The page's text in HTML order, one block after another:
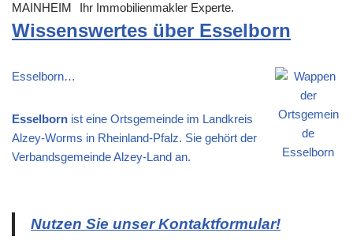
MAINHEIM Ihr Immobilienmakler Experte.
Wissenswertes über Esselborn
Esselborn…
Esselborn ist eine Ortsgemeinde im Landkreis
Alzey-Worms in Rheinland-Pfalz. Sie gehört der
Verbandsgemeinde Alzey-Land an.
Nutzen Sie unser Kontaktformular!